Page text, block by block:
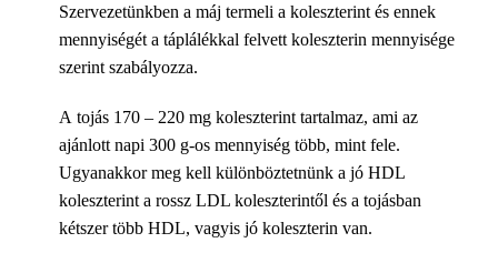
Szervezetünkben a máj termeli a koleszterint és ennek
mennyiségét a táplálékkal felvett koleszterin mennyisége
szerint szabályozza.
A tojás 170 – 220 mg koleszterint tartalmaz, ami az
ajánlott napi 300 g-os mennyiség több, mint fele.
Ugyanakkor meg kell különböztetnünk a jó HDL
koleszterint a rossz LDL koleszterintől és a tojásban
kétszer több HDL, vagyis jó koleszterin van.